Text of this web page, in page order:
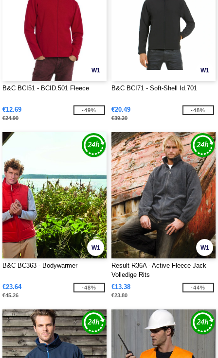
W1
B&C BCI51 - BCID.501 Fleece
€12.69
€24.90
-49%
W1
B&C BCI71 - Soft-Shell Id.701
€20.49
€39.20
-48%
W1
B&C BC363 - Bodywarmer
€23.64
€45.26
-48%
W1
Result R36A - Active Fleece Jack
Volledige Rits
€13.38
€23.80
-44%